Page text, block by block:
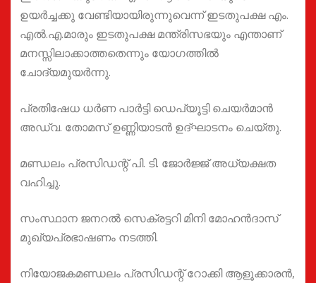
ഉയർച്ചക്കു വേണ്ടിയായിരുന്നുവെന്ന് ഇടതുപക്ഷ എം.
എൽ.എ.മാരും ഇടതുപക്ഷ മന്ത്രിസഭയും എന്താണ്
മനസ്സിലാക്കാത്തതെന്നും യോഗത്തിൽ
ചോദ്യമുയർന്നു.
പ്രതിഷേധ ധർണ പാർട്ടി ഡെപ്യൂട്ടി ചെയർമാൻ
അഡ്വ. തോമസ് ഉണ്ണിയാടൻ ഉദ്ഘാടനം ചെയ്തു.
മണ്ഡലം പ്രസിഡന്റ്‌ പി. ടി. ജോർജ്ജ് അധ്യക്ഷത
വഹിച്ചു.
സംസ്ഥാന ജനറൽ സെക്രട്ടറി മിനി മോഹൻദാസ്
മുഖ്യപ്രഭാഷണം നടത്തി.
നിയോജകമണ്ഡലം പ്രസിഡന്റ്‌ റോക്കി ആളൂക്കാരൻ,